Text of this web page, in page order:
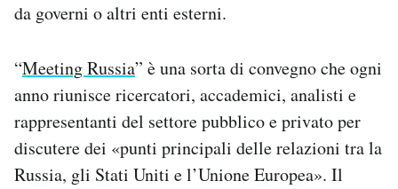
da governi o altri enti esterni.
“Meeting Russia” è una sorta di convegno che ogni
anno riunisce ricercatori, accademici, analisti e
rappresentanti del settore pubblico e privato per
discutere dei «punti principali delle relazioni tra la
Russia, gli Stati Uniti e l’Unione Europea». Il